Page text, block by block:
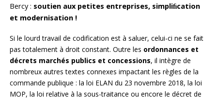
Bercy : soutien aux petites entreprises, simpliﬁcation
et modernisation !
Si le lourd travail de codification est à saluer, celui-ci ne se fait
pas totalement à droit constant. Outre les ordonnances et
décrets marchés publics et concessions, il intègre de
nombreux autres textes connexes impactant les règles de la
commande publique : la loi ELAN du 23 novembre 2018, la loi
MOP, la loi relative à la sous-traitance ou encore le décret de